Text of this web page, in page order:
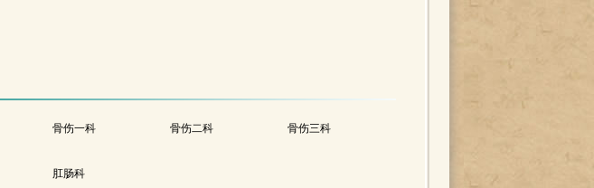
骨伤一科 骨伤二科 骨伤三科
肛肠科